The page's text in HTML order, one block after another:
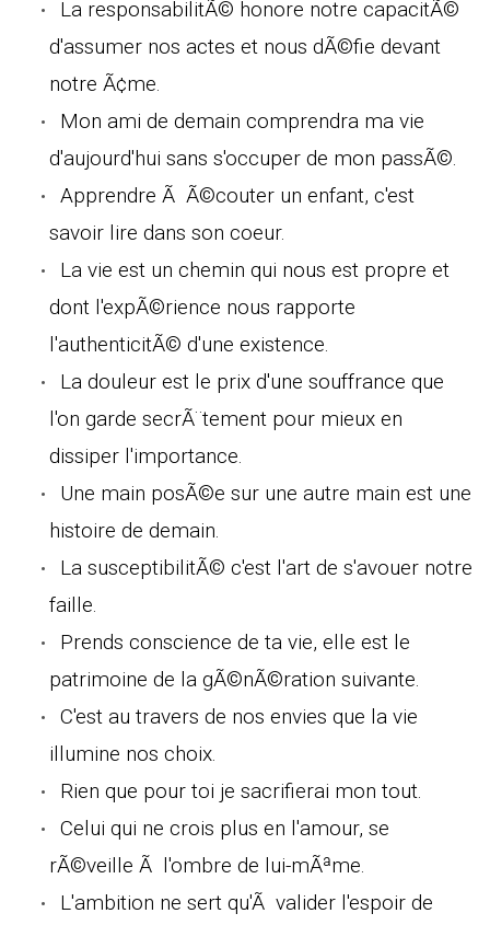
La responsabilitÃ© honore notre capacitÃ©
d'assumer nos actes et nous dÃ©fie devant
notre Ã¢me.
Mon ami de demain comprendra ma vie
d'aujourd'hui sans s'occuper de mon passÃ©.
Apprendre Ã Ã©couter un enfant, c'est
savoir lire dans son coeur.
La vie est un chemin qui nous est propre et
dont l'expÃ©rience nous rapporte
l'authenticitÃ© d'une existence.
La douleur est le prix d'une souffrance que
l'on garde secrÃ¨tement pour mieux en
dissiper l'importance.
Une main posÃ©e sur une autre main est une
histoire de demain.
La susceptibilitÃ© c'est l'art de s'avouer notre
faille.
Prends conscience de ta vie, elle est le
patrimoine de la gÃ©nÃ©ration suivante.
C'est au travers de nos envies que la vie
illumine nos choix.
Rien que pour toi je sacrifierai mon tout.
Celui qui ne crois plus en l'amour, se
rÃ©veille Ã l'ombre de lui-mÃªme.
L'ambition ne sert qu'Ã valider l'espoir de